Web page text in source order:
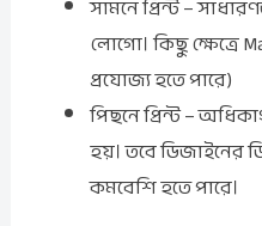
সামনে প্রিন্ট –
লোগো। কিছু ক্ষেত্রে
প্রযোজ্য হতে পারে)
পিছনে প্রিন্ট –
হয়। তবে ডিজাইনের
কমবেশি হতে পারে।